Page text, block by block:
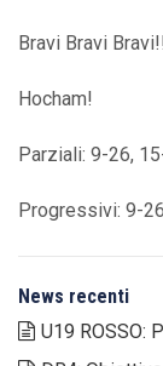
Bravi Bravi
Hocham!
Parziali: 9-26,
Progressivi: 9-
News recenti
U19 ROSSO: